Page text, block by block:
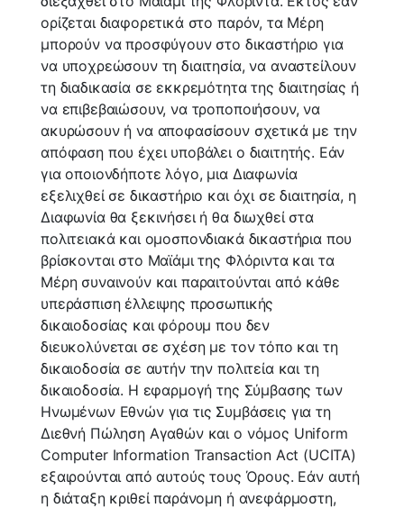
ορίζεται διαφορετικά στο παρόν, τα Μέρη
μπορούν να προσφύγουν στο δικαστήριο για
να υποχρεώσουν τη διαιτησία, να αναστείλουν
τη διαδικασία σε εκκρεμότητα της διαιτησίας ή
να επιβεβαιώσουν, να τροποποιήσουν, να
ακυρώσουν ή να αποφασίσουν σχετικά με την
απόφαση που έχει υποβάλει ο διαιτητής. Εάν
για οποιονδήποτε λόγο, μια Διαφωνία
εξελιχθεί σε δικαστήριο και όχι σε διαιτησία, η
Διαφωνία θα ξεκινήσει ή θα διωχθεί στα
πολιτειακά και ομοσπονδιακά δικαστήρια που
βρίσκονται στο Μαϊάμι της Φλόριντα και τα
Μέρη συναινούν και παραιτούνται από κάθε
υπεράσπιση έλλειψης προσωπικής
δικαιοδοσίας και φόρουμ που δεν
διευκολύνεται σε σχέση με τον τόπο και τη
δικαιοδοσία σε αυτήν την πολιτεία και τη
δικαιοδοσία. Η εφαρμογή της Σύμβασης των
Ηνωμένων Εθνών για τις Συμβάσεις για τη
Διεθνή Πώληση Αγαθών και ο νόμος Uniform
Computer Information Transaction Act (UCITA)
εξαιρούνται από αυτούς τους Όρους. Εάν αυτή
η διάταξη κριθεί παράνομη ή ανεφάρμοστη,